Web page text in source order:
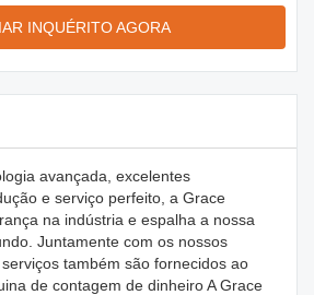
INQUÉRITO AGORA
avançada, excelentes
e serviço perfeito, a Grace
na indústria e espalha a nossa
Juntamente com os nossos
também são fornecidos ao
de contagem de dinheiro A Grace